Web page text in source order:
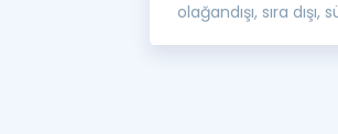
olağandışı, sıra dışı,